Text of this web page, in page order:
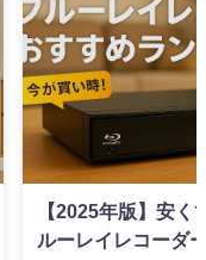
【2025年版】安く
ルーレイレコーダ